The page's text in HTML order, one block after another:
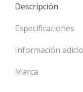
Model)
cantidad
Descripción
Especificaciones
Información
Marca